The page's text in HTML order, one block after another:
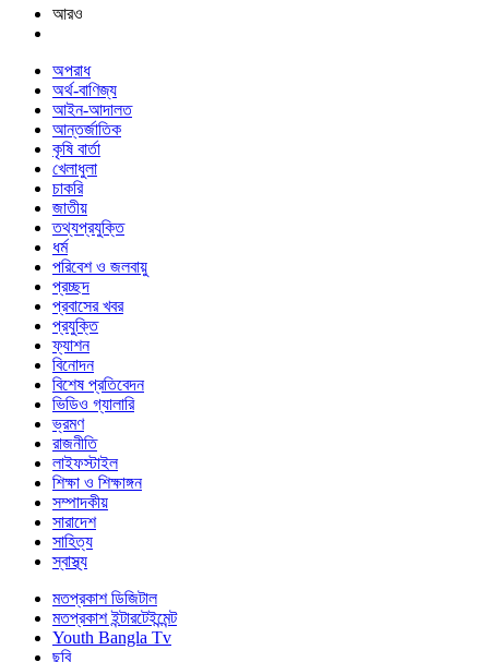
আরও
অপরাধ
অর্থ-বাণিজ্য
আইন-আদালত
আন্তর্জাতিক
কৃষি বার্তা
খেলাধুলা
চাকরি
জাতীয়
তথ্যপ্রযুক্তি
ধর্ম
পরিবেশ ও জলবায়ু
প্রচ্ছদ
প্রবাসের খবর
প্রযুক্তি
ফ্যাশন
বিনোদন
বিশেষ প্রতিবেদন
ভিডিও গ্যালারি
ভ্রমণ
রাজনীতি
লাইফস্টাইল
শিক্ষা ও শিক্ষাঙ্গন
সম্পাদকীয়
সারাদেশ
সাহিত্য
স্বাস্থ্য
মতপ্রকাশ ডিজিটাল
মতপ্রকাশ ইন্টারটেইন্মেন্ট
Youth Bangla Tv
ছবি